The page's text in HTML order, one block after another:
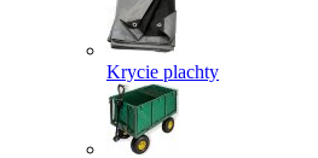
Krycie plachty